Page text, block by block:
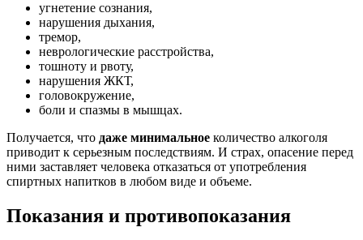
угнетение сознания,
нарушения дыхания,
тремор,
неврологические расстройства,
тошноту и рвоту,
нарушения ЖКТ,
головокружение,
боли и спазмы в мышцах.
Получается, что даже минимальное количество алкоголя
приводит к серьезным последствиям. И страх, опасение перед
ними заставляет человека отказаться от употребления
спиртных напитков в любом виде и объеме.
Показания и противопоказания